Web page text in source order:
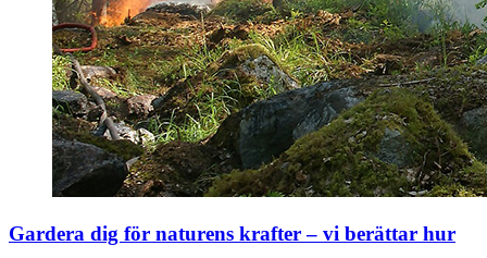
Gardera dig för naturens krafter – vi berättar hur